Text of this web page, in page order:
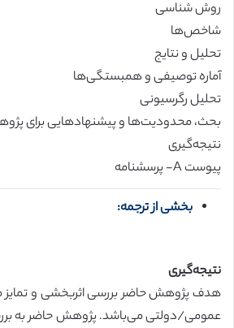
روش شناسی
شاخص‌ها
تحلیل و نتایج
آماره توصیفی و همبستگی‌ها
تحلیل رگرسیونی
بحث، محدودیت‌ها و پیشنهادهایی برای
نتیجه‌گیری
پیوست A- پرسشنامه
بخشی از ترجمه:
نتیجه‌گیری
هدف پژوهش حاضر بررسی اثربخشی و تمایز
عمومی/دولتی می‌باشد. پژوهش حاضر به